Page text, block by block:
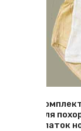
для
платок